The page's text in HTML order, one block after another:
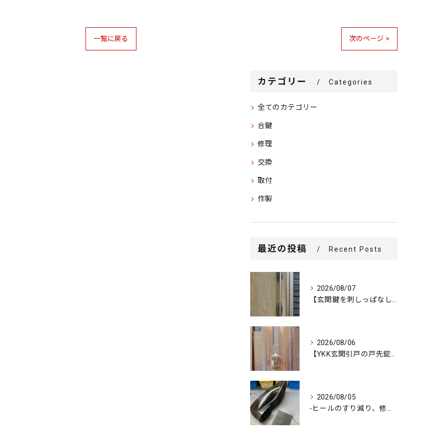
一覧に戻る 次のページ >
カテゴリー Categories
全てのカテゴリー
合鍵
修理
交換
取付
作製
最近の投稿 Recent Posts
2026/08/07
【玄関鍵を刺しっぱなしで外出…不安を解消するための即日交換対...
2026/08/06
【YKK玄関引戸の戸先錠が勝手にかかる…廃盤MIWA錠前を奇...
2026/08/05
-ヒールのすり減り、修理できます-